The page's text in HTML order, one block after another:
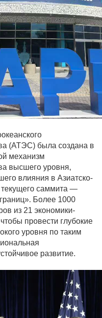
(АТЭС) была создана в
механизм
высшего уровня,
влияния в Азиатско-
текущего саммита —
Более 1000
из 21 экономики-
провести глубокие
уровня по таким
развитие.